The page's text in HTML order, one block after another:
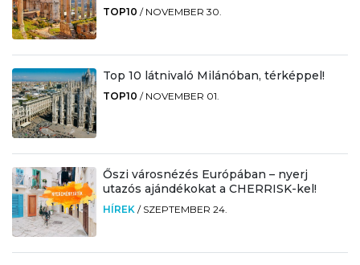
TOP10 / NOVEMBER 30.
Top 10 látnivaló Milánóban, térképpel!
TOP10 / NOVEMBER 01.
Őszi városnézés Európában – nyerj
utazós ajándékokat a CHERRISK-kel!
HÍREK / SZEPTEMBER 24.